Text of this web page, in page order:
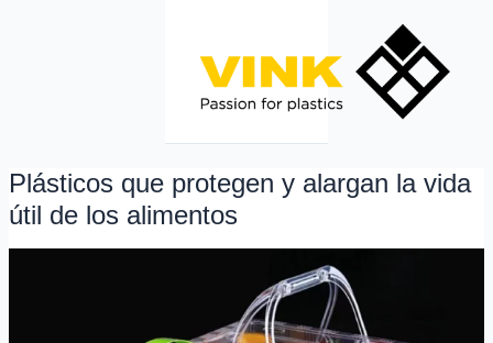
Plásticos que protegen y alargan la vida
útil de los alimentos
Plásticos
que
protegen
y